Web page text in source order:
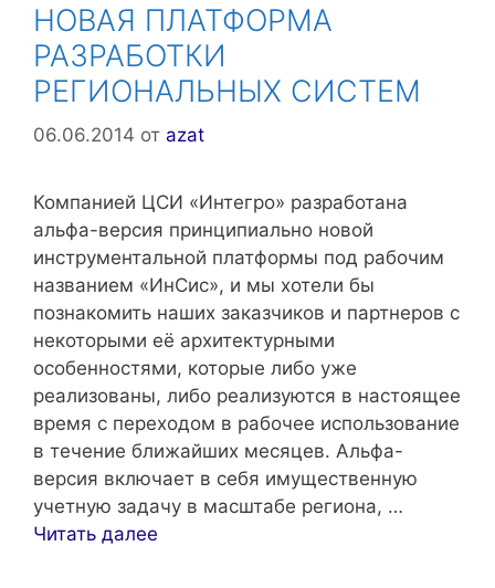
НОВАЯ ПЛАТФОРМА
РАЗРАБОТКИ
РЕГИОНАЛЬНЫХ СИСТЕМ
06.06.2014 от azat
Компанией ЦСИ «Интегро» разработана
альфа-версия принципиально новой
инструментальной платформы под рабочим
названием «ИнСис», и мы хотели бы
познакомить наших заказчиков и партнеров с
некоторыми её архитектурными
особенностями, которые либо уже
реализованы, либо реализуются в настоящее
время с переходом в рабочее использование
в течение ближайших месяцев. Альфа-
версия включает в себя имущественную
учетную задачу в масштабе региона, …
Читать далее